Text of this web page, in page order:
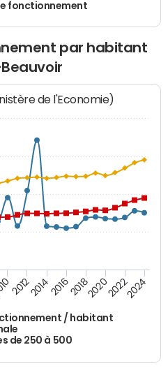
fonctionnement
par habitant
de l'Economie)
/ habitant
de 250 à 500
2012201420162018202020222024